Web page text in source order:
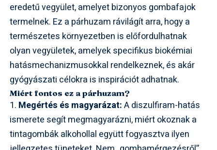
eredetű vegyület, amelyet bizonyos gombafajok
termelnek. Ez a párhuzam rávilágít arra, hogy a
természetes környezetben is előfordulhatnak
olyan vegyületek, amelyek specifikus biokémiai
hatásmechanizmusokkal rendelkeznek, és akár
gyógyászati célokra is inspirációt adhatnak.
Miért fontos ez a párhuzam?
1. Megértés és magyarázat:A diszulfiram-hatás
ismerete segít megmagyarázni, miért okoznak a
tintagombák alkohollal együtt fogyasztva ilyen